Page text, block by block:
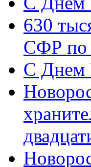
630
СФР по
C Днем